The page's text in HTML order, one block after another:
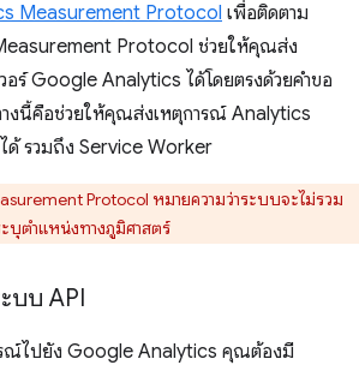
Measurement Protocol เพื่อติดตาม
Protocol ช่วยให้คุณส่ง
อร์ Google Analytics ได้โดยตรงด้วยคำขอ
งนี้คือช่วยให้คุณส่งเหตุการณ์ Analytics
ด้ รวมถึง Service Worker
Protocol หมายความว่าระบบจะไม่รวม
บุตำแหน่งทางภูมิศาสตร์
บบ API
รณ์ไปยัง Google Analytics คุณต้องมี